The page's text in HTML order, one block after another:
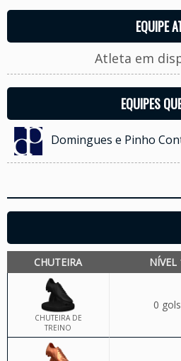
EQUIPE
Atleta em
EQUIPES
Domingues e Pinho
CHUTEIRA NÍVEL
CHUTEIRA DE
TREINO
0 gols